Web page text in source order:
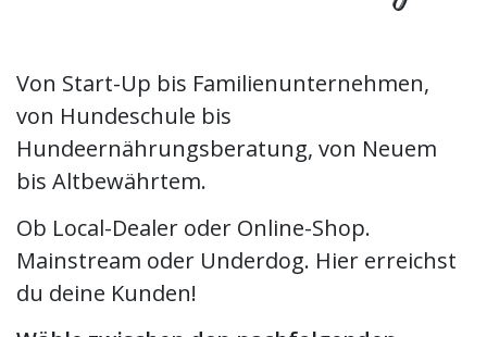
Von Start-Up bis Familienunternehmen,
von Hundeschule bis
Hundeernährungsberatung, von Neuem
bis Altbewährtem.
Ob Local-Dealer oder Online-Shop.
Mainstream oder Underdog. Hier erreichst
du deine Kunden!